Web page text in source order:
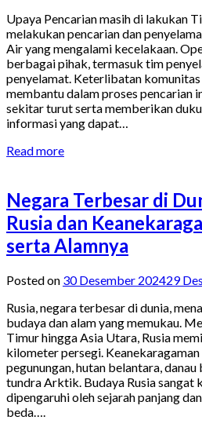
Upaya Pencarian masih di lakukan
melakukan pencarian dan
Air yang mengalami kecelakaan.
berbagai pihak, termasuk tim
penyelamat. Keterlibatan
membantu dalam proses pencarian
sekitar turut serta memberikan
informasi yang dapat…
Read more
Negara Terbesar di
Rusia dan
serta Alamnya
Posted on 30 Desember 202429
Rusia, negara terbesar di dunia,
budaya dan alam yang memukau.
Timur hingga Asia Utara, Rusia
kilometer persegi.
pegunungan, hutan belantara,
tundra Arktik. Budaya Rusia sangat
dipengaruhi oleh sejarah panjang
beda….